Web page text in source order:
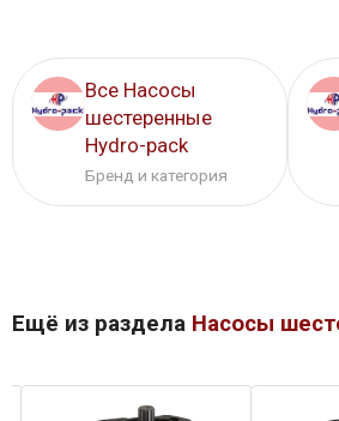
Все Насосы
шестеренные
Hydro-pack
Бренд и категория
Ещё из раздела Насосы